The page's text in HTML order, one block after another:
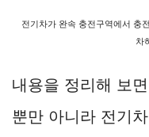
전기차가 완속 충전구역에서 충
차
내용을 정리해 보
뿐만 아니라 전기